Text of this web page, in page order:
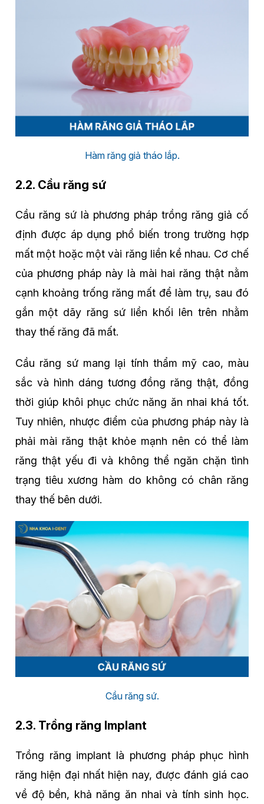
Hàm răng giả tháo lắp.
2.2. Cầu răng sứ
Cầu răng sứ là phương pháp trồng răng giả cố
định được áp dụng phổ biến trong trường hợp
mất một hoặc một vài răng liền kề nhau. Cơ chế
của phương pháp này là mài hai răng thật nằm
cạnh khoảng trống răng mất để làm trụ, sau đó
gắn một dãy răng sứ liền khối lên trên nhằm
thay thế răng đã mất.
Cầu răng sứ mang lại tính thẩm mỹ cao, màu
sắc và hình dáng tương đồng răng thật, đồng
thời giúp khôi phục chức năng ăn nhai khá tốt.
Tuy nhiên, nhược điểm của phương pháp này là
phải mài răng thật khỏe mạnh nên có thể làm
răng thật yếu đi và không thể ngăn chặn tình
trạng tiêu xương hàm do không có chân răng
thay thế bên dưới.
Cầu răng sứ.
2.3. Trồng răng Implant
Trồng răng implant là phương pháp phục hình
răng hiện đại nhất hiện nay, được đánh giá cao
về độ bền, khả năng ăn nhai và tính sinh học.